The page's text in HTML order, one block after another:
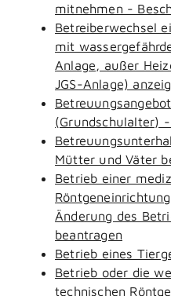
mitnehmen -
Betreiberwechsel
mit
Anlage, außer
JGS-Anlage)
(Grundschulalter)
Mütter und Väter
Betrieb einer
Änderung des
beantragen
Betrieb eines
Betrieb oder die
technischen